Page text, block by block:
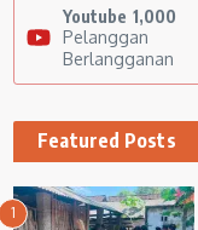
Youtube 1,000
Pelanggan
Berlangganan
Featured Posts
1